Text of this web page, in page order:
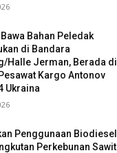
Bahan Peledak
di Bandara
Halle Jerman, Berada di
Kargo Antonov
Ukraina
Penggunaan Biodiesel
Perkebunan Sawit